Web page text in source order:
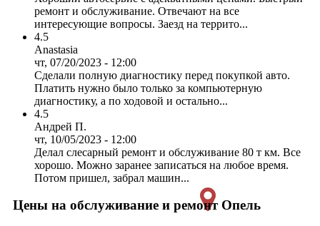
ремонт и обслуживание. Отвечают на все
интересующие вопросы. Заезд на террито...
4.5
Anastasia
чт, 07/20/2023 - 12:00
Сделали полную диагностику перед покупкой авто.
Платить нужно было только за компьютерную
диагностику, а по ходовой и остально...
4.5
Андрей П.
чт, 10/05/2023 - 12:00
Делал слесарный ремонт и обслуживание 80 т км. Все
хорошо. Можно заранее записаться на любое время.
Потом пришел, забрал машин...
Цены на обслуживание и ремонт Опель